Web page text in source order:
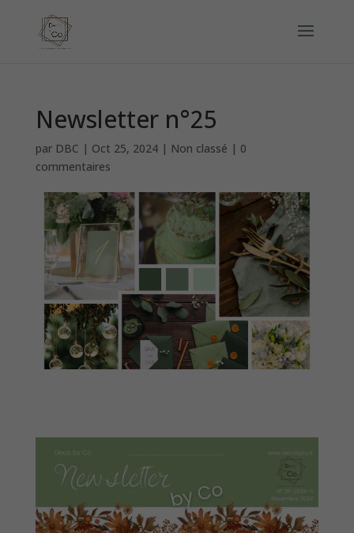
Newsletter n°25
par DBC | Oct 25, 2024| Non classé | 0
commentaires